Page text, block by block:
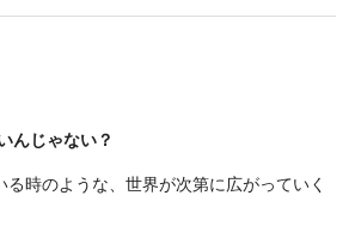
んじゃない？
時のような、世界が次第に広がっていく